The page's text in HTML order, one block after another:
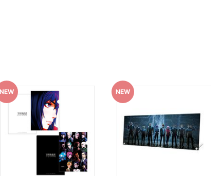
。
場合がございます。
。あらかじめご了承ください。
歴」にてご確認いただけます。
ジー）」、「WEB・スマホ決済」のみとなります。
を実施いたします。
ールにてご案内させていただきましたお支払期日までに購入・